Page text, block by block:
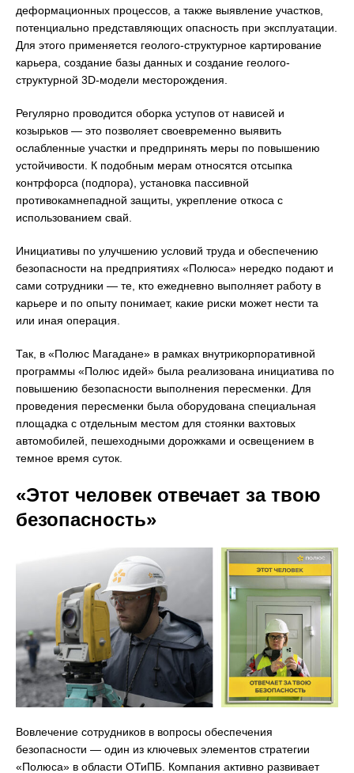
деформационных процессов, а также выявление участков,
потенциально представляющих опасность при эксплуатации.
Для этого применяется геолого-структурное картирование
карьера, создание базы данных и создание геолого-
структурной 3D-модели месторождения.
Регулярно проводится оборка уступов от нависей и
козырьков — это позволяет своевременно выявить
ослабленные участки и предпринять меры по повышению
устойчивости. К подобным мерам относятся отсыпка
контрфорса (подпора), установка пассивной
противокамнепадной защиты, укрепление откоса с
использованием свай.
Инициативы по улучшению условий труда и обеспечению
безопасности на предприятиях «Полюса» нередко подают и
сами сотрудники — те, кто ежедневно выполняет работу в
карьере и по опыту понимает, какие риски может нести та
или иная операция.
Так, в «Полюс Магадане» в рамках внутрикорпоративной
программы «Полюс идей» была реализована инициатива по
повышению безопасности выполнения пересменки. Для
проведения пересменки была оборудована специальная
площадка с отдельным местом для стоянки вахтовых
автомобилей, пешеходными дорожками и освещением в
темное время суток.
«Этот человек отвечает за твою
безопасность»
Вовлечение сотрудников в вопросы обеспечения
безопасности — один из ключевых элементов стратегии
«Полюса» в области ОТиПБ. Компания активно развивает